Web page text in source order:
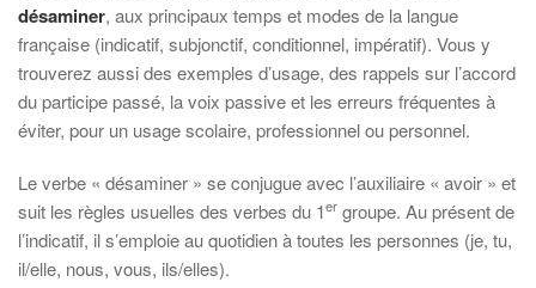
désaminer, aux principaux temps et modes de la langue
française (indicatif, subjonctif, conditionnel, impératif). Vous y
trouverez aussi des exemples d’usage, des rappels sur l’accord
du participe passé, la voix passive et les erreurs fréquentes à
éviter, pour un usage scolaire, professionnel ou personnel.
Le verbe « désaminer » se conjugue avec l’auxiliaire « avoir » et
suit les règles usuelles des verbes du 1er groupe. Au présent de
l’indicatif, il s’emploie au quotidien à toutes les personnes (je, tu,
il/elle, nous, vous, ils/elles).